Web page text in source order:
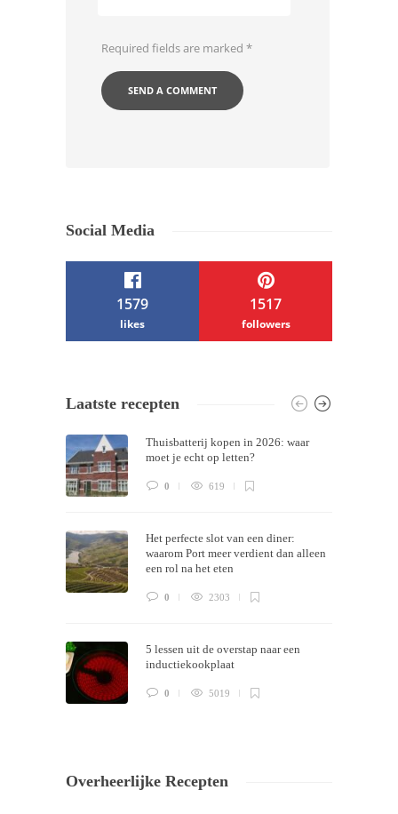
Required fields are marked *
Social Media
1579
likes
1517
followers
Themes bySilicon Themes . Join us right
now!
Laatste recepten
Thuisbatterij kopen in 2026: waar
moet je echt op letten?
0 619
Het perfecte slot van een diner:
waarom Port meer verdient dan alleen
een rol na het eten
0 2303
5 lessen uit de overstap naar een
inductiekookplaat
0 5019
Overheerlijke Recepten